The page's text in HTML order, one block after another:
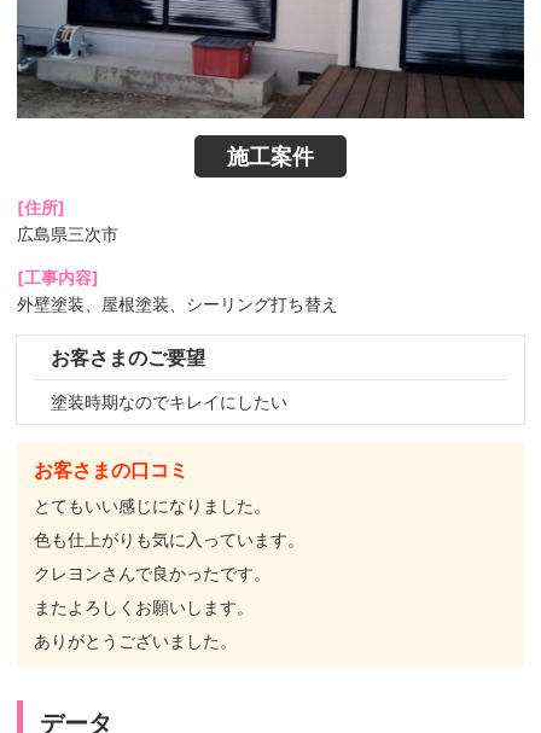
施工案件
[住所]
広島県三次市
[工事内容]
外壁塗装、屋根塗装、シーリング打ち替え
お客さまのご要望
塗装時期なのでキレイにしたい
お客さまの口コミ
とてもいい感じになりました。
色も仕上がりも気に入っています。
クレヨンさんで良かったです。
またよろしくお願いします。
ありがとうございました。
データ